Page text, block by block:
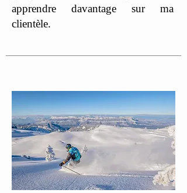
apprendre davantage sur ma
clientèle.